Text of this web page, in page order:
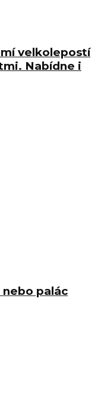
velkolepostí
Nabídne i
nebo palác